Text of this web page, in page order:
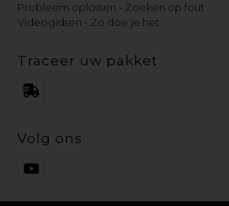
Probleem oplossen - Zoeken op fout
Videogidsen - Zo doe je het
Traceer uw pakket
Volg ons